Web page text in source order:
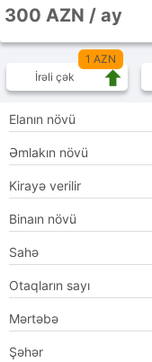
300 AZN / ay
1 AZN
İrəli çək
Elanın növü
Əmlakın növü
Kirayə verilir
Binaın növü
Sahə
Otaqların sayı
Mərtəbə
Şəhər